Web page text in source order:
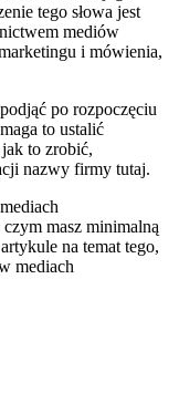
tego słowa jest
mediów
i mówienia,
po rozpoczęciu
to ustalić
to zrobić,
nazwy firmy tutaj.
masz minimalną
na temat tego,
mediach